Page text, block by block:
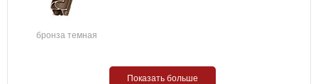
бронза темная
Показать больше